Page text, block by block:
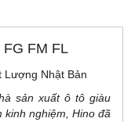
FM FL
Lượng Nhật Bản
sản xuất ô tô giàu
kinh nghiệm, Hino đã